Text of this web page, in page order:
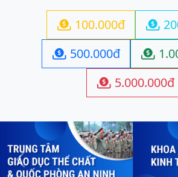
 100.000đ 
 500.000đ 
 5.000.000đ
Previous